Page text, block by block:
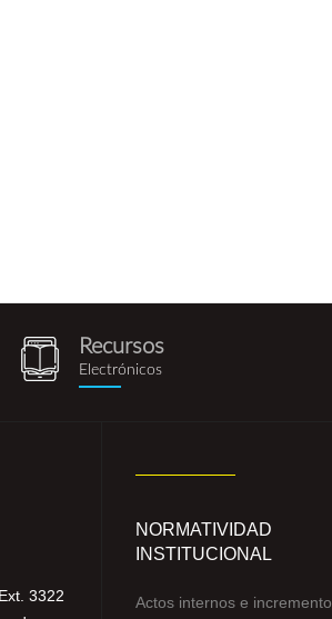
recursos_electronicos.png
Recursos
Electrónicos
3322
NORMATIVIDAD
INSTITUCIONAL
Actos internos e incremento